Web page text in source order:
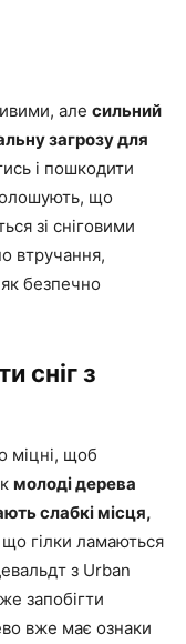
але сильний
загрозу для
і пошкодити
що
зі сніговими
втручання,
безпечно
сніг з
міцні, щоб
молоді дерева
слабкі місця,
гілки ламаються
з Urban
запобігти
вже має ознаки